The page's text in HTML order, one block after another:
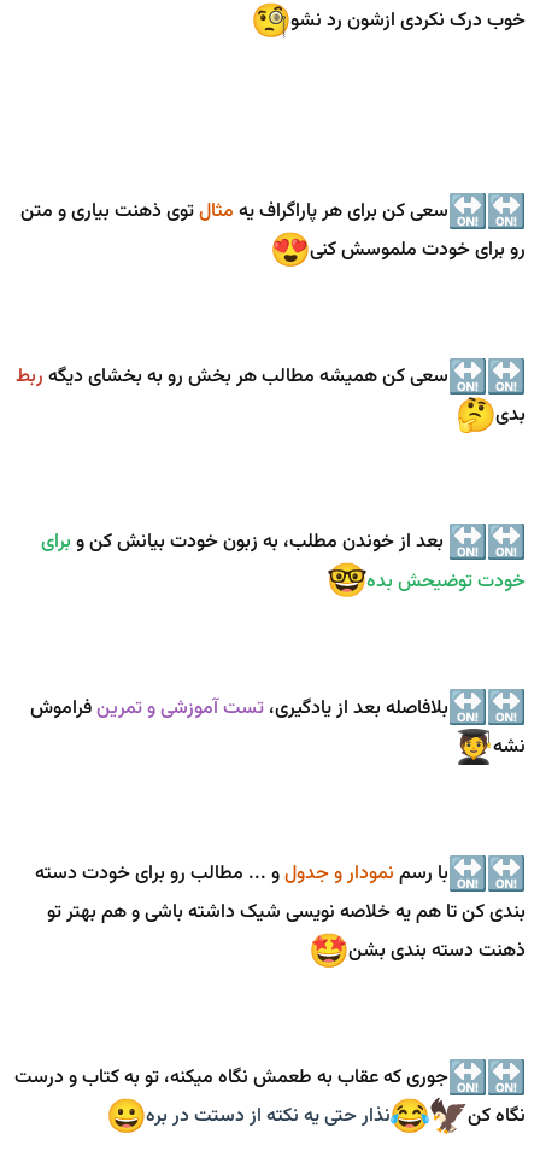
خوب درک نکردی ازشون رد نشو
سعی کن برای هر پاراگراف یه مثالتوی ذهنت بیاری و متن
رو برای خودت ملموسش کنی
سعی کن همیشه مطالب هر بخش رو به بخشای دیگه ربط
بدی
بعد از خوندن مطلب، به زبون خودت بیانش کن و برای
خودت توضیحش بده
بلافاصله بعد از یادگیری، تست آموزشی و تمرینفراموش
نشه
با رسم نمودار و جدولو ... مطالب رو برای خودت دسته
بندی کن تا هم یه خلاصه نویسی شیک داشته باشی و هم بهتر تو
ذهنت دسته بندی بشن
جوری که عقاب به طعمش نگاه میکنه، تو به کتاب و درست
نگاه کن
نذار حتی یه نکته از دستت در بره